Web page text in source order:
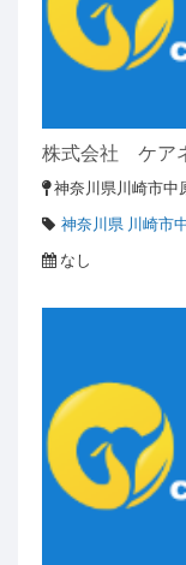
株式会社 ケア
神奈川県川崎市中
神奈川県 川崎市
なし